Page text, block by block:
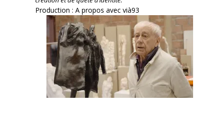
Production : A propos avec vià93